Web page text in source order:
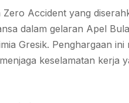
Accident yang
dalam gelaran Apel
Gresik. Penghargaan
keselamatan kerja